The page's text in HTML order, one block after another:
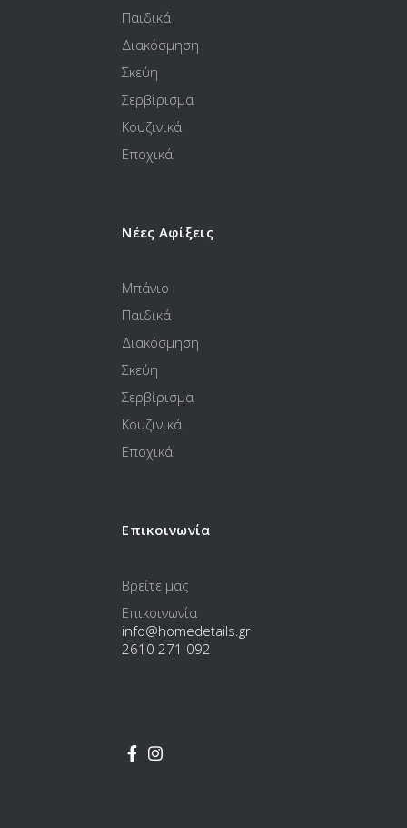
Παιδικά
Διακόσμηση
Σκεύη
Σερβίρισμα
Κουζινικά
Εποχικά
Νέες Αφίξεις
Μπάνιο
Παιδικά
Διακόσμηση
Σκεύη
Σερβίρισμα
Κουζινικά
Εποχικά
Επικοινωνία
Βρείτε μας
Επικοινωνία
info@homedetails.gr
2610 271 092